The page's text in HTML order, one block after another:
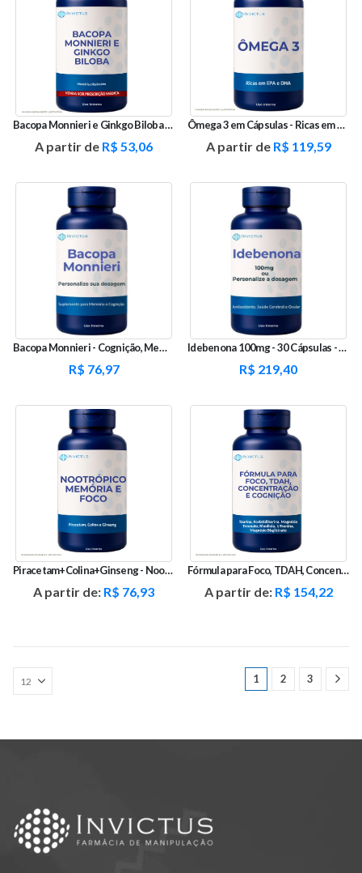
Bacopa Monnieri e Ginkgo Biloba - Memória e Raciocínio
A partir de R$ 53,06
Ômega 3 em Cápsulas - Ricas em EPA e DHA
A partir de R$ 119,59
Bacopa Monnieri - Cognição, Memória
R$ 76,97
Idebenona 100mg - 30 Cápsulas - Antioxidante
R$ 219,40
Piracetam+Colina+Ginseng - Nootrópico Memória e Foco
A partir de: R$ 76,93
Fórmula para Foco, TDAH, Concentração e Cognição
A partir de: R$ 154,22
1 2 3